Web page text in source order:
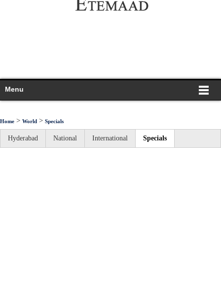
Menu
Home > World > Specials
Hyderabad National International Specials